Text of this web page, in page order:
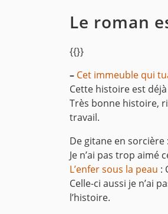
Le roman
{{}}
– Cet immeuble qui
Cette histoire est
Très bonne histoire,
travail.
De gitane en sorcière :
Je n’ai pas trop
L’enfer sous la peau :
Celle-ci aussi je n’ai
l’histoire.